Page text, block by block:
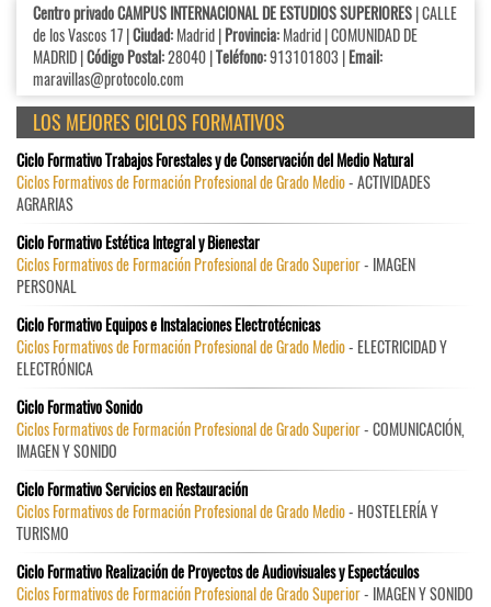
Centro privado CAMPUS INTERNACIONAL DE ESTUDIOS SUPERIORES| CALLE
de los Vascos 17 |Ciudad:Madrid |Provincia:Madrid | COMUNIDAD DE
MADRID |Código Postal:28040 |Teléfono:913101803 |Email:
maravillas@protocolo.com
LOS MEJORES CICLOS FORMATIVOS
Ciclo Formativo Trabajos Forestales y de Conservación del Medio Natural
Ciclos Formativos de Formación Profesional de Grado Medio- ACTIVIDADES
AGRARIAS
Ciclo Formativo Estética Integral y Bienestar
Ciclos Formativos de Formación Profesional de Grado Superior- IMAGEN
PERSONAL
Ciclo Formativo Equipos e Instalaciones Electrotécnicas
Ciclos Formativos de Formación Profesional de Grado Medio- ELECTRICIDAD Y
ELECTRÓNICA
Ciclo Formativo Sonido
Ciclos Formativos de Formación Profesional de Grado Superior- COMUNICACIÓN,
IMAGEN Y SONIDO
Ciclo Formativo Servicios en Restauración
Ciclos Formativos de Formación Profesional de Grado Medio- HOSTELERÍA Y
TURISMO
Ciclo Formativo Realización de Proyectos de Audiovisuales y Espectáculos
Ciclos Formativos de Formación Profesional de Grado Superior- IMAGEN Y SONIDO